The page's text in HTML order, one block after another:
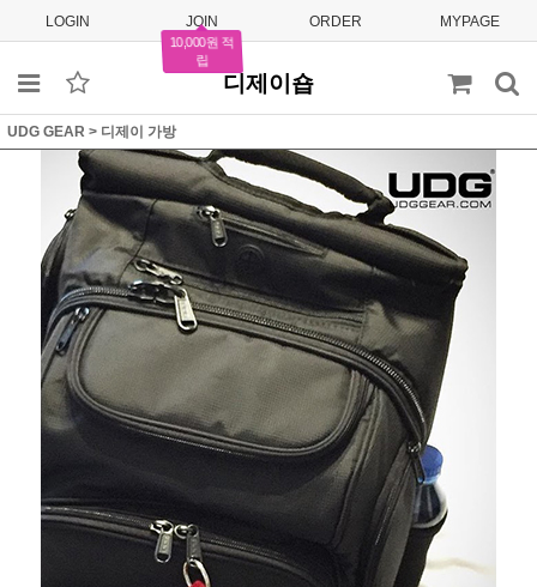
LOGIN JOIN
10,000원 적
립
ORDER MYPAGE
디제이숍
UDG GEAR > 디제이 가방